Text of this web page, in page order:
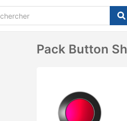
Pack Button